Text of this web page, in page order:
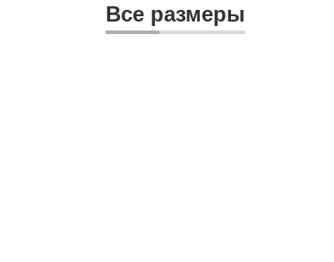
Все размеры